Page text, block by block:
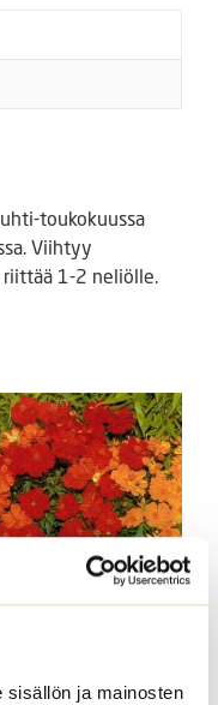
sisällön ja mainosten
toukokuussa
Viihtyy
riittää 1-2 neliölle.
mix.